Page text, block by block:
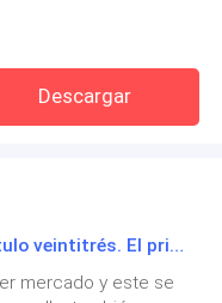
Descargar
La chica de los ojos azules Capítulo veintitrés. El primer día de Felipe.
mercado y este se